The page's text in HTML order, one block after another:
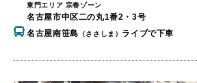
東門エリア 宗春ゾーン
名古屋市中区二の丸1番2・3号
名古屋南笹島 （ささしま） ライブで下車